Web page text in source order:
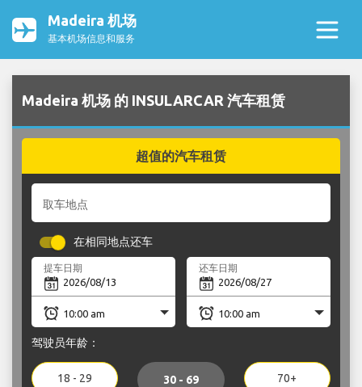
Madeira 机场
基本机场信息和服务
Madeira 机场 的 INSULARCAR 汽车租赁
超值的汽车租赁
取车地点
在相同地点还车
提车日期 还车日期
驾驶员年龄：
18 - 29 30 - 69 70+